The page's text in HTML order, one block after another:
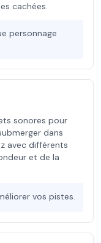
cachées.
personnage
sonores pour
dans
avec différents
et de la
vos pistes.